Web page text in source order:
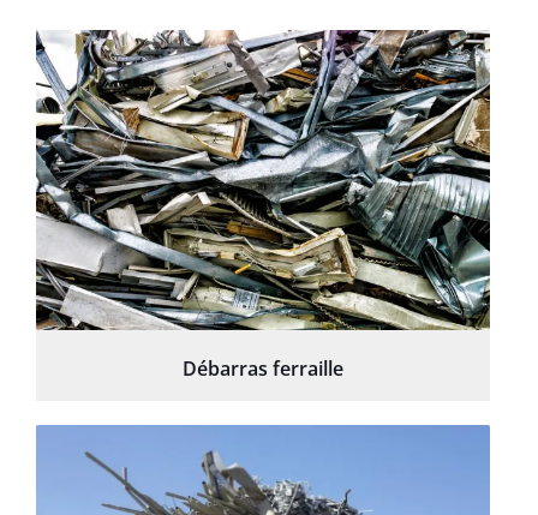
Débarras ferraille